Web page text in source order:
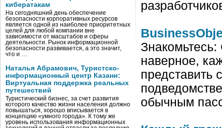
кибератакам
На сегодняшний день обеспечение
безопасности корпоративных ресурсов
является одной из наиболее приоритетных
целей для любой компании вне
зависимости от масштабов и сферы
деятельности. Рынок информационной
безопасности развивается, а это значит,
что и …
Наталья Абрамович, Туристско-
информационный центр Казани:
Виртуальная поддержка реальных
путешествий
Туристический бизнес, за счет развития
которого качество жизни населения должно
повышаться, хорошо вписывается в
концепцию «умного города». К тому же
уровень использования информационных
наверное,
представить
обычным